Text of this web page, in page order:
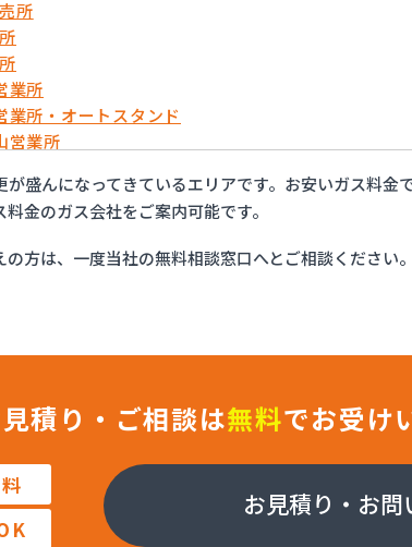
所
業所
所・オートスタンド
営業所
店 上鳥羽オートガススタンド
エコステーション
盛んになってきているエリアです。お安いガス料金
金のガス会社をご案内可能です。
方は、一度当社の無料相談窓口へとご相談ください。
積り・ご相談は無料でお受け
お見積り・お問